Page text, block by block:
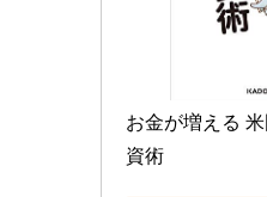
お金が増える
資術